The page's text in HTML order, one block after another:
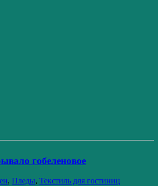
гобеленовое
, Пледы, Текстиль для гостиниц